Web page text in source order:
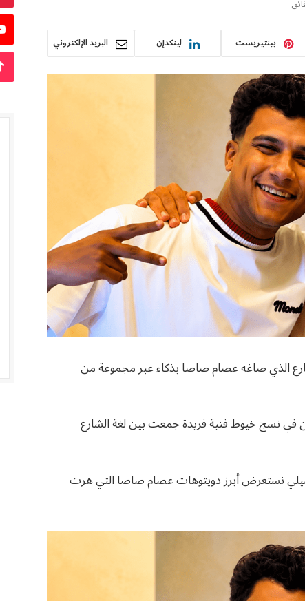
بينتيريست لينكدإن البريد الإلكتروني
الذي صاغه عصام صاصا بذكاء عبر مجموعة من
في نسج خيوط فنية فريدة جمعت بين لغة الشارع
نستعرض أبرز دويتوهات عصام صاصا التي هزت